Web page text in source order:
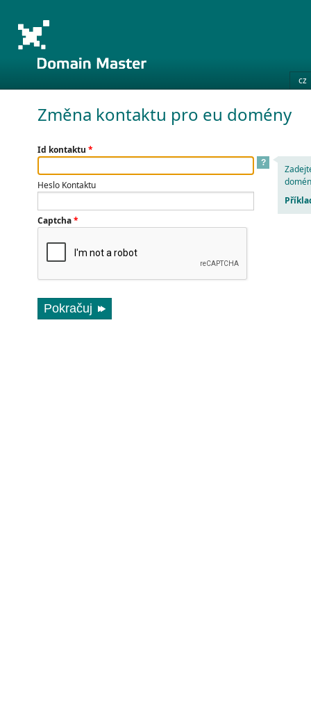
cz
Změna kontaktu pro eu domény
Id kontaktu *
?
Heslo Kontaktu
Captcha*
Pokračuj